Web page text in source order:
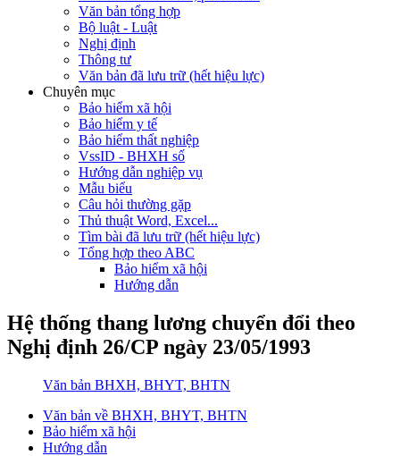
Văn bản tổng hợp
Bộ luật - Luật
Nghị định
Thông tư
Văn bản đã lưu trữ (hết hiệu lực)
Chuyên mục
Bảo hiểm xã hội
Bảo hiểm y tế
Bảo hiểm thất nghiệp
VssID - BHXH số
Hướng dẫn nghiệp vụ
Mẫu biểu
Câu hỏi thường gặp
Thủ thuật Word, Excel...
Tìm bài đã lưu trữ (hết hiệu lực)
Tổng hợp theo ABC
Bảo hiểm xã hội
Hướng dẫn
Hệ thống thang lương chuyển đổi theo
Nghị định 26/CP ngày 23/05/1993
Văn bản BHXH, BHYT, BHTN
Văn bản về BHXH, BHYT, BHTN
Bảo hiểm xã hội
Hướng dẫn